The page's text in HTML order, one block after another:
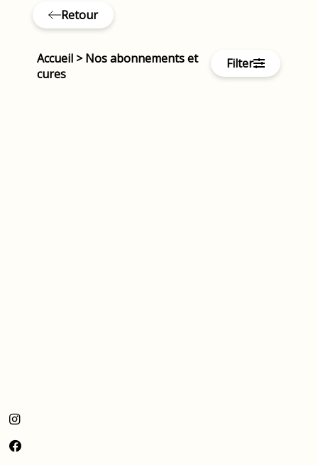
Retour
Accueil >Nos abonnements et
cures
Filter